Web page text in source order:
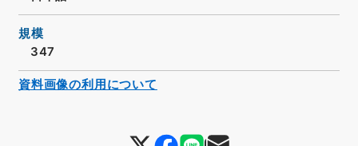
規模
347
資料画像の利用について